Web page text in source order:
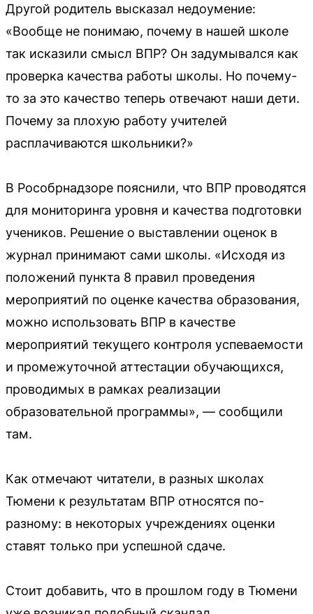
Другой родитель высказал недоумение:
«Вообще не понимаю, почему в нашей школе
так исказили смысл ВПР? Он задумывался как
проверка качества работы школы. Но почему-
то за это качество теперь отвечают наши дети.
Почему за плохую работу учителей
расплачиваются школьники?»
В Рособрнадзоре пояснили, что ВПР проводятся
для мониторинга уровня и качества подготовки
учеников. Решение о выставлении оценок в
журнал принимают сами школы. «Исходя из
положений пункта 8 правил проведения
мероприятий по оценке качества образования,
можно использовать ВПР в качестве
мероприятий текущего контроля успеваемости
и промежуточной аттестации обучающихся,
проводимых в рамках реализации
образовательной программы», — сообщили
там.
Как отмечают читатели, в разных школах
Тюмени к результатам ВПР относятся по-
разному: в некоторых учреждениях оценки
ставят только при успешной сдаче.
Стоит добавить, что в прошлом году в Тюмени